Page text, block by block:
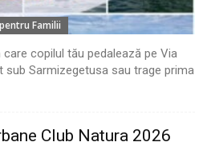
Familii
copilul tău pedalează pe Via
sub Sarmizegetusa sau trage prima
Club Natura 2026